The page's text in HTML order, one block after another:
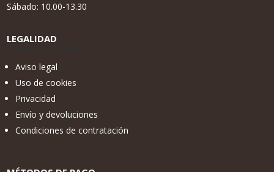
Sábado: 10.00-13.30
LEGALIDAD
Aviso legal
Uso de cookies
Privacidad
Envío y devoluciones
Condiciones de contratación